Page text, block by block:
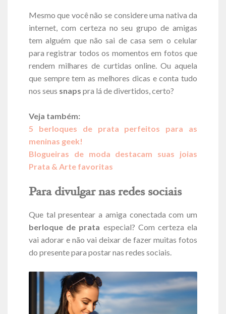
Mesmo que você não se considere uma nativa da
internet, com certeza no seu grupo de amigas
tem alguém que não sai de casa sem o celular
para registrar todos os momentos em fotos que
rendem milhares de curtidas online. Ou aquela
que sempre tem as melhores dicas e conta tudo
nos seus snaps pra lá de divertidos, certo?
Veja também:
5 berloques de prata perfeitos para as
meninas geek!
Blogueiras de moda destacam suas joias
Prata & Arte favoritas
Para divulgar nas redes sociais
Que tal presentear a amiga conectada com um
berloque de prata especial? Com certeza ela
vai adorar e não vai deixar de fazer muitas fotos
do presente para postar nas redes sociais.